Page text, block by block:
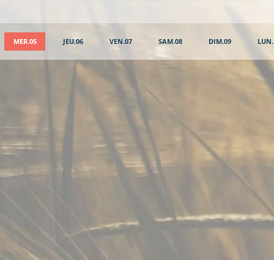
MER.05 JEU.06 VEN.07 SAM.08 DIM.09